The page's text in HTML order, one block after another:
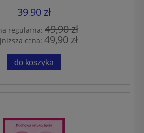
39,90 zł
regularna: 49,90 zł
cena:49,90 zł
do koszyka